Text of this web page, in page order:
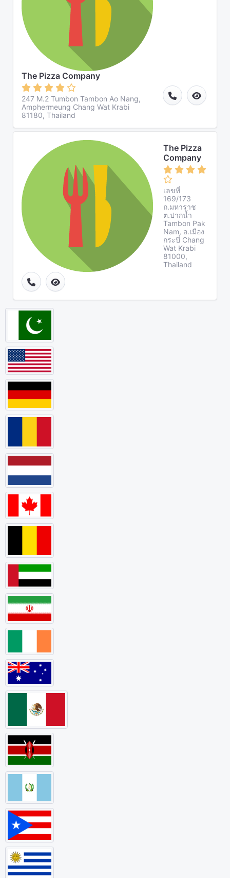
The Pizza Company
247 M.2 Tumbon Tambon Ao Nang,
Amphermeung Chang Wat Krabi
81180, Thailand
The Pizza
Company
เลขที่
169/173
ถ.มหาราช
ต.ปากน้ำ
Tambon Pak
Nam, อ.เมือง
กระบี่ Chang
Wat Krabi
81000,
Thailand